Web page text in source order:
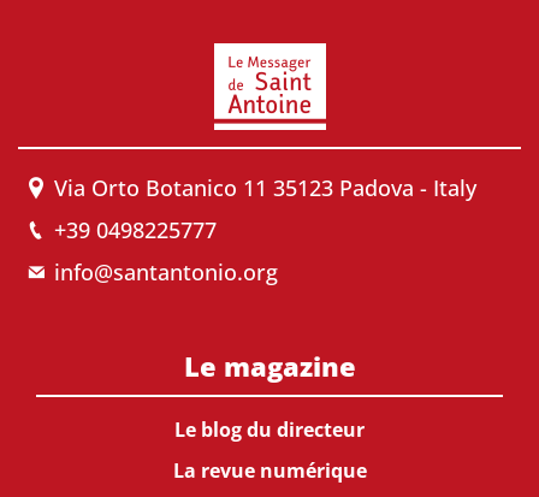
Via Orto Botanico 11 35123 Padova - Italy
+39 0498225777
info@santantonio.org
Le magazine
Le blog du directeur
La revue numérique